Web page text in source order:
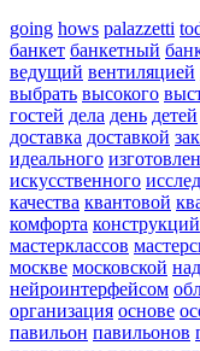
going hows palazzetti
банкет банкетный
ведущий вентиляцией
выбрать высокого
гостей дела день детей
доставка доставкой
идеального
искусственного
качества квантовой
комфорта конструкций
мастерклассов
москве московской
нейроинтерфейсом
организация основе
павильон павильонов